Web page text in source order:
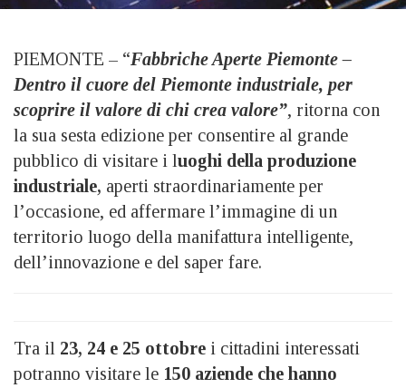
PIEMONTE – “Fabbriche Aperte Piemonte –
Dentro il cuore del Piemonte industriale, per
scoprire il valore di chi crea valore”, ritorna con
la sua sesta edizione per consentire al grande
pubblico di visitare i luoghi della produzione
industriale, aperti straordinariamente per
l’occasione, ed affermare l’immagine di un
territorio luogo della manifattura intelligente,
dell’innovazione e del saper fare.
Tra il 23, 24 e 25 ottobre i cittadini interessati
potranno visitare le 150 aziende che hanno